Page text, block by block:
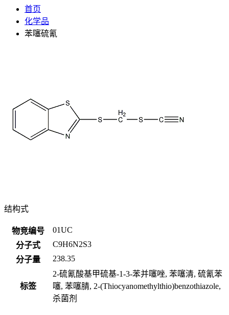
首页
化学品
苯噻硫氰
结构式
物竞编号
01UC
分子式
C9H6N2S3
分子量
238.35
标签
2-硫氰酸基甲硫基-1-3-苯并噻唑, 苯噻清, 硫氰苯
噻, 苯噻腈, 2-(Thiocyanomethylthio)benzothiazole,
杀菌剂